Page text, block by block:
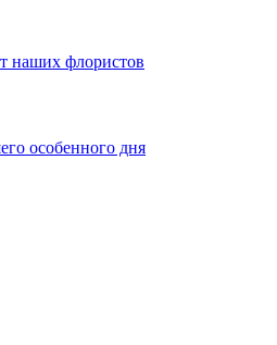
наших флористов
особенного дня